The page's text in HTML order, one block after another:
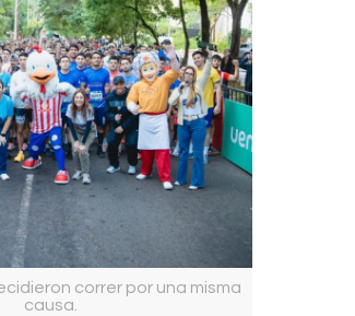
correr por una misma
causa.